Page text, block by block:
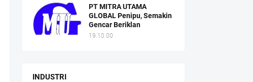
PT MITRA UTAMA
GLOBAL Penipu, Semakin
Gencar Beriklan
19.10.00
INDUSTRI